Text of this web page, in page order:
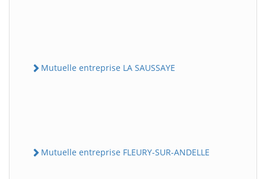
Mutuelle entreprise LA SAUSSAYE
Mutuelle entreprise FLEURY-SUR-ANDELLE